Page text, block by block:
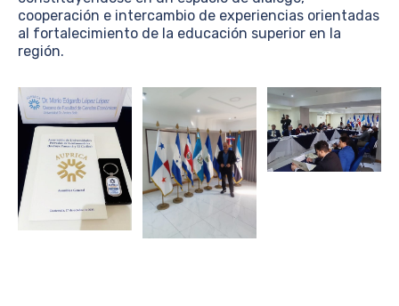
cooperación e intercambio de experiencias orientadas
al fortalecimiento de la educación superior en la
región.